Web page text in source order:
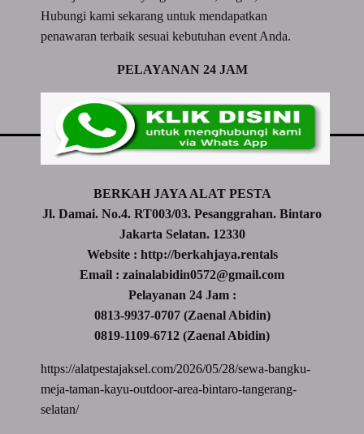
Hubungi kami sekarang untuk mendapatkan
penawaran terbaik sesuai kebutuhan event Anda.
PELAYANAN 24 JAM
BERKAH JAYA ALAT PESTA
Jl. Damai. No.4. RT003/03. Pesanggrahan. Bintaro
Jakarta Selatan. 12330
Website : http://berkahjaya.rentals
Email : zainalabidin0572@gmail.com
Pelayanan 24 Jam :
0813-9937-0707 (Zaenal Abidin)
0819-1109-6712 (Zaenal Abidin)
https://alatpestajaksel.com/2026/05/28/sewa-bangku-
meja-taman-kayu-outdoor-area-bintaro-tangerang-
selatan/